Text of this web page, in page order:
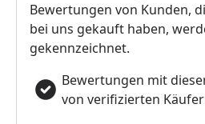
Bewertungen von Kunden,
bei uns gekauft haben,
gekennzeichnet.
Bewertungen mit
von verifizierten